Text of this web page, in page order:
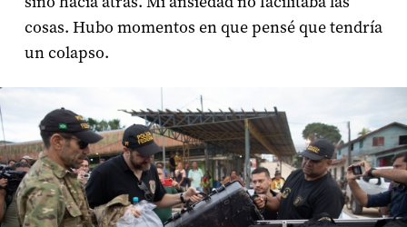
cosas. Hubo momentos en que pensé que tendría
un colapso.